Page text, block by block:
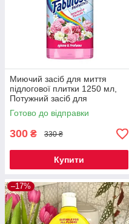
Миючий засіб для миття
підлогової плитки 1250 мл,
Потужний засіб для
видалення плям з підлоги
Fabuloso
Готово до відправки
300 ₴ 330 ₴
Купити
–17%